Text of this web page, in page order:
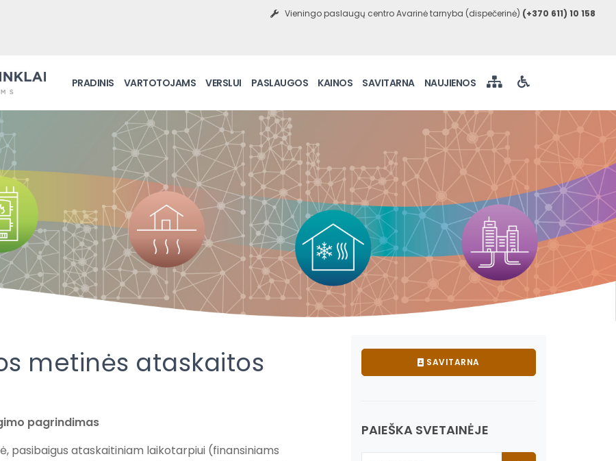
Vieningo paslaugų centro Avarinė tarnyba (dispečerinė) (+370 611) 10 158
PRADINIS VARTOTOJAMS VERSLUI PASLAUGOS KAINOS SAVITARNA NAUJIENOS
metinės ataskaitos
pagrindimas
pasibaigus ataskaitiniam laikotarpiui (finansiniams
SAVITARNA
PAIEŠKA SVETAINĖJE